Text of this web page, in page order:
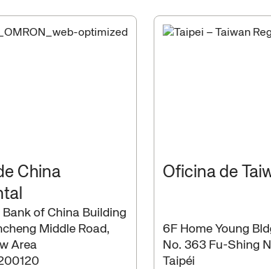
China
Bank of China Building
Middle Road,
Area
Oficina de
6F Home Young
No. 363 Fu-Shing
Taipéi